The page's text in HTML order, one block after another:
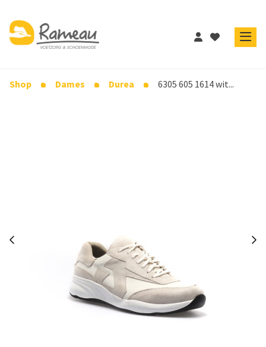
Shop Dames Durea 6305 605 1614 wit...